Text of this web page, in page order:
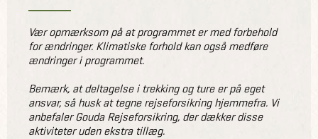
Vær opmærksom på at programmet er med forbehold
for ændringer. Klimatiske forhold kan også medføre
ændringer i programmet.
Bemærk, at deltagelse i trekking og ture er på eget
ansvar, så husk at tegne rejseforsikring hjemmefra. Vi
anbefaler Gouda Rejseforsikring, der dækker disse
aktiviteter uden ekstra tillæg.